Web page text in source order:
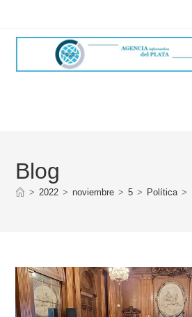
Blog
> 2022 > noviembre > 5 > Política >